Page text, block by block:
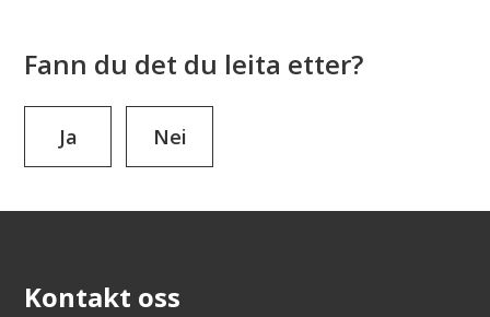
Fann du det du leita etter?
Ja Nei
Kontakt oss